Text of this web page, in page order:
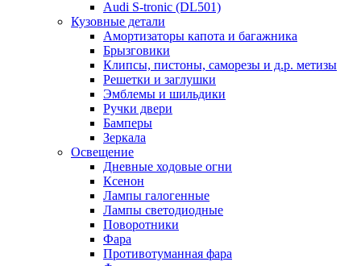
Audi S-tronic (DL501)
Кузовные детали
Амортизаторы капота и багажника
Брызговики
Клипсы, пистоны, саморезы и д.р. метизы
Решетки и заглушки
Эмблемы и шильдики
Ручки двери
Бамперы
Зеркала
Освещение
Дневные ходовые огни
Ксенон
Лампы галогенные
Лампы светодиодные
Поворотники
Фара
Противотуманная фара